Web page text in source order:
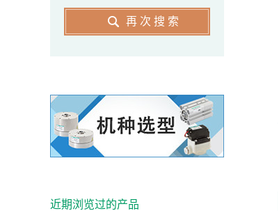
再次搜索
近期浏览过的产品